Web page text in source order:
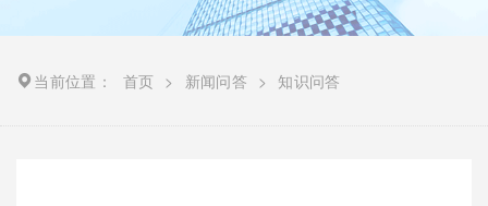
当前位置： 首页 > 新闻问答 > 知识问答